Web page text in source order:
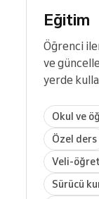
Eğitim
Öğrenci
ve
yerde
Okul ve
Özel ders
Veli-
Sürücü